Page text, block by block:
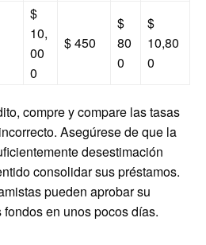
$
10,
00
0
$ 450
$
80
0
$
10,80
0
compre y compare las tasas
Asegúrese de que la
desestimación
consolidar sus préstamos.
pueden aprobar su
en unos pocos días.